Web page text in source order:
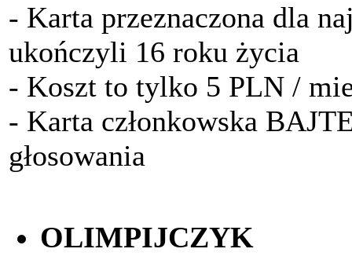
- Karta przeznaczona dla
ukończyli 16 roku życia
- Koszt to tylko 5 PLN /
- Karta członkowska
głosowania
OLIMPIJCZYK